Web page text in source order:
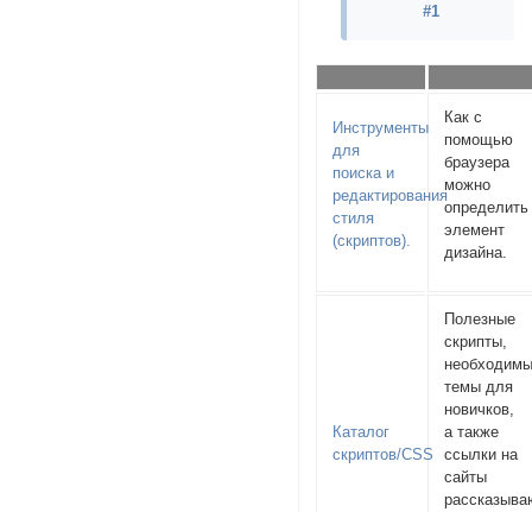
#1
Инструменты
для
поиска и
редактирования
стиля
(скриптов).
Как с
помощью
браузера
можно
определить
элемент
дизайна.
Каталог
скриптов/CSS
Полезные
скрипты,
темы для
новичков,
а также
ссылки на
сайты